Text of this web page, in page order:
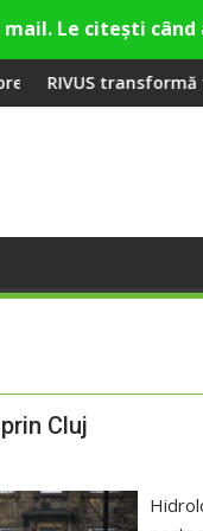
la Fashion Village
fosta platformă
Cluj